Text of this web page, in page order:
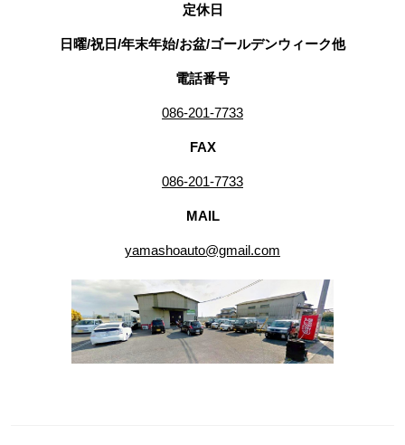
定休日
日曜/祝日/年末年始/お盆/ゴールデンウィーク他
電話番号
086-201-7733
FAX
086-201-7733
MAIL
yamashoauto@gmail.com